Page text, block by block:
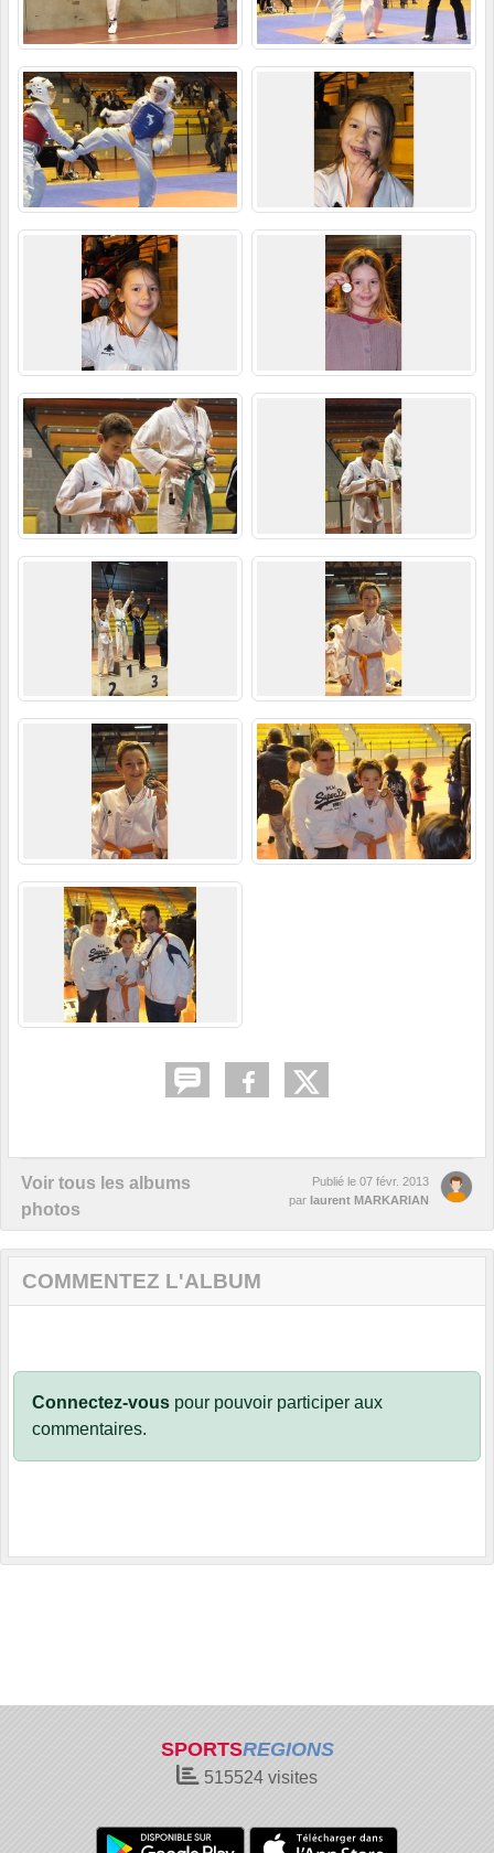
Voir tous les albums
photos
Publié le 07 févr. 2013
par laurent MARKARIAN
COMMENTEZ L'ALBUM
Connectez-vous pour pouvoir participer aux
commentaires.
SPORTSREGIONS
515524 visites